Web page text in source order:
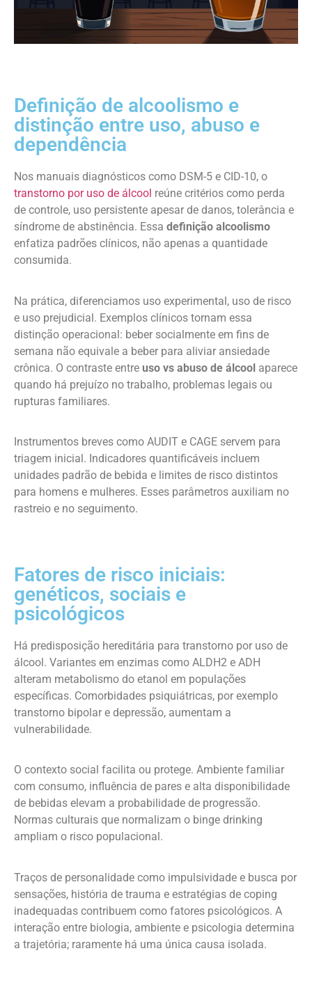
Definição de alcoolismo e
distinção entre uso, abuso e
dependência
Nos manuais diagnósticos como DSM-5 e CID-10, o
transtorno por uso de álcool reúne critérios como perda
de controle, uso persistente apesar de danos, tolerância e
síndrome de abstinência. Essa definição alcoolismo
enfatiza padrões clínicos, não apenas a quantidade
consumida.
Na prática, diferenciamos uso experimental, uso de risco
e uso prejudicial. Exemplos clínicos tornam essa
distinção operacional: beber socialmente em fins de
semana não equivale a beber para aliviar ansiedade
crônica. O contraste entre uso vs abuso de álcool aparece
quando há prejuízo no trabalho, problemas legais ou
rupturas familiares.
Instrumentos breves como AUDIT e CAGE servem para
triagem inicial. Indicadores quantificáveis incluem
unidades padrão de bebida e limites de risco distintos
para homens e mulheres. Esses parâmetros auxiliam no
rastreio e no seguimento.
Fatores de risco iniciais:
genéticos, sociais e
psicológicos
Há predisposição hereditária para transtorno por uso de
álcool. Variantes em enzimas como ALDH2 e ADH
alteram metabolismo do etanol em populações
específicas. Comorbidades psiquiátricas, por exemplo
transtorno bipolar e depressão, aumentam a
vulnerabilidade.
O contexto social facilita ou protege. Ambiente familiar
com consumo, influência de pares e alta disponibilidade
de bebidas elevam a probabilidade de progressão.
Normas culturais que normalizam o binge drinking
ampliam o risco populacional.
Traços de personalidade como impulsividade e busca por
sensações, história de trauma e estratégias de coping
inadequadas contribuem como fatores psicológicos. A
interação entre biologia, ambiente e psicologia determina
a trajetória; raramente há uma única causa isolada.